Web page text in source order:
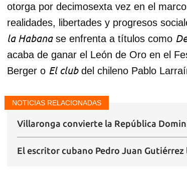
Guardar como favorito
Para poder guardar como
cuenta de 14ymedio.
otorga por decimosexta vez en el
realidades, libertades y progresos
la Habanase enfrenta a títulos como
acaba de ganar el León de Oro en el
Berger o El clubdel chileno Pablo
NOTICIAS RELACIONADAS
Villaronga convierte la República
El escritor cubano Pedro Juan